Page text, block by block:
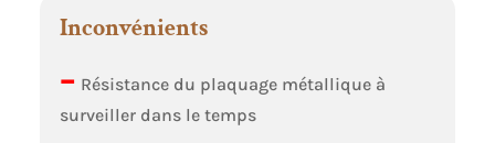
Inconvénients
– Résistance du plaquage métallique à
surveiller dans le temps